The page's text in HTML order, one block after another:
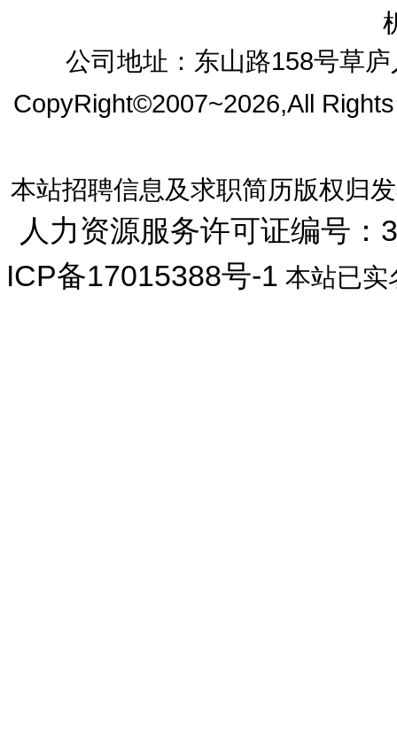
公司地址：东山路158号草
CopyRight©2007~2026,All
本站招聘信息及求职简历版权归
人力资源服务许可证编号
ICP备17015388号-1 本站已